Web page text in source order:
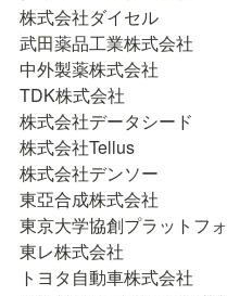
株式会社ダイセル
武田薬品工業株式会社
中外製薬株式会社
TDK株式会社
株式会社データシード
株式会社Tellus
株式会社デンソー
東亞合成株式会社
東京大学協創プラットフ
東レ株式会社
トヨタ自動車株式会社